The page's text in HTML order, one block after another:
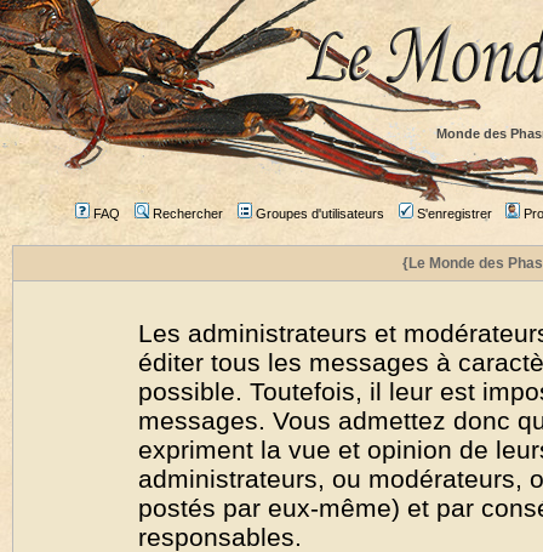
Monde des
FAQ Rechercher Groupes d'utilisateurs S'enregistrer
{Le Monde des
Les administrateurs et
éditer tous les messages à
possible. Toutefois, il leur est
messages. Vous admettez donc
expriment la vue et opinion de
administrateurs, ou modérateurs,
postés par eux-même) et par
responsables.